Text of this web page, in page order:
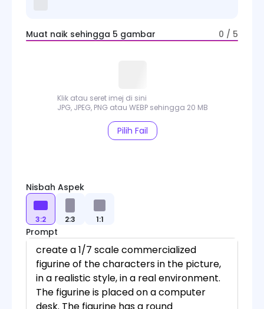
Muat naik sehingga 5 gambar 0 / 5
Klik atau seret imej di sini
JPG, JPEG, PNG atau WEBP sehingga 20 MB
Pilih Fail
Nisbah Aspek
3:2 2:3 1:1
Prompt